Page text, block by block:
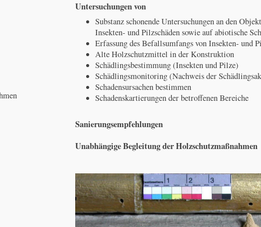
Untersuchungen von
Substanz schonende Untersuchungen an den
Insekten- und Pilzschäden sowie auf abiotische
Erfassung des Befallsumfangs von Insekten- und
Alte Holzschutzmittel in der Konstruktion
Schädlingsbestimmung (Insekten und Pilze)
Schädlingsmonitoring (Nachweis der
Schadensursachen bestimmen
Schadenskartierungen der betroffenen Bereiche
Sanierungsempfehlungen
Unabhängige Begleitung der Holzschutzmaßnahmen